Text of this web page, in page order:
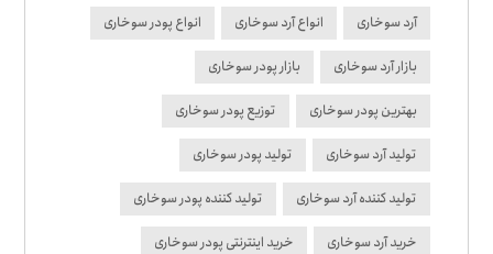
آرد سوخاری انواع آرد سوخاری انواع پودر سوخاری
بازار آرد سوخاری بازار پودر سوخاری
بهترین پودر سوخاری توزیع پودر سوخاری
تولید آرد سوخاری تولید پودر سوخاری
تولید کننده آرد سوخاری تولید کننده پودر سوخاری
خرید آرد سوخاری خرید اینترنتی پودر سوخاری